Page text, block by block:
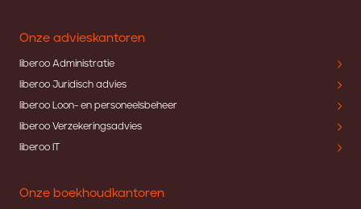
Onze advieskantoren
liberoo Administratie
liberoo Juridisch advies
liberoo Loon- en personeelsbeheer
liberoo Verzekeringsadvies
liberoo IT
Onze boekhoudkantoren